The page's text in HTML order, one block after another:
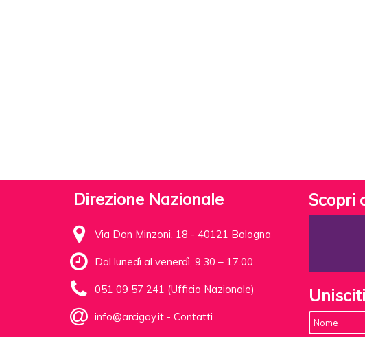
Direzione Nazionale
Via Don Minzoni, 18 - 40121 Bologna
Dal lunedì al venerdì, 9.30 – 17.00
051 09 57 241 (Ufficio Nazionale)
info@arcigay.it - Contatti
Scopri